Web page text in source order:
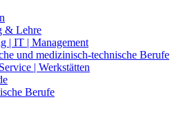
& Lehre
| IT | Management
und medizinisch-technische Berufe
| Werkstätten
Berufe